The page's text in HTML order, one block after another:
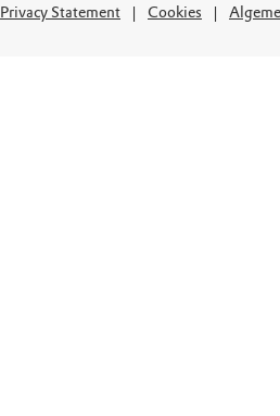
Privacy Statement Cookies